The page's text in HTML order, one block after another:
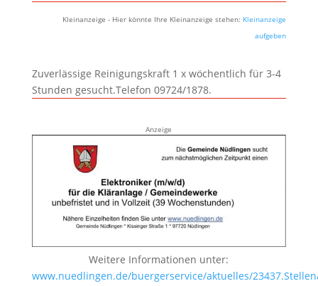
Kleinanzeige - Hier könnte Ihre Kleinanzeige stehen: Kleinanzeige
aufgeben
Zuverlässige Reinigungskraft 1 x wöchentlich für 3-4
Stunden gesucht.Telefon 09724/1878.
Anzeige
Weitere Informationen unter:
www.nuedlingen.de/buergerservice/aktuelles/